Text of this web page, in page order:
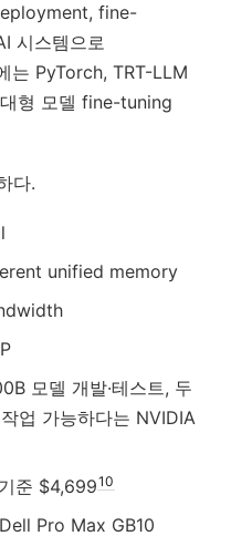
fine-
시스템으로
는 PyTorch, TRT-LLM
형 모델 fine-tuning
다.
unified memory
모델 개발·테스트, 두
업 가능하다는 NVIDIA
준 $4,69910
Pro Max GB10